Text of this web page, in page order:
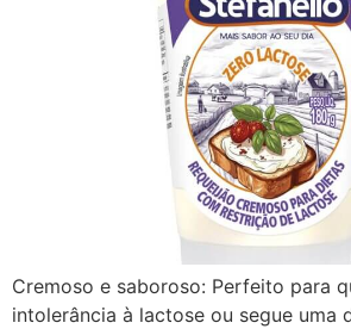
Cremoso e saboroso: Perfeito para
intolerância à lactose ou segue uma